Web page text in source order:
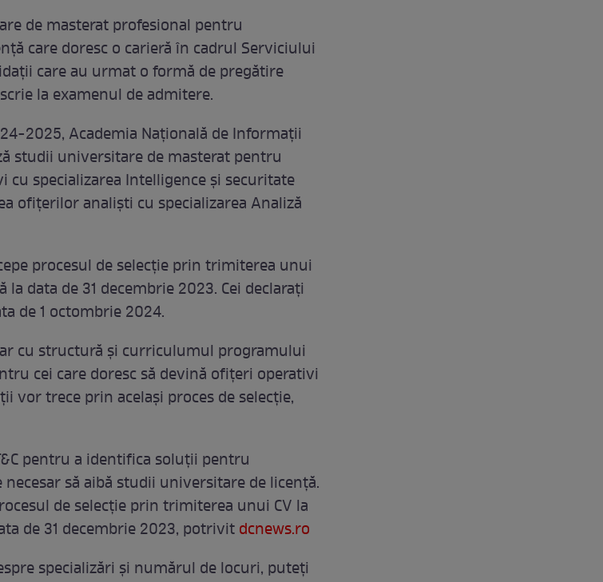
de masterat profesional pentru
care doresc o carieră în cadrul Serviciului
care au urmat o formă de pregătire
la examenul de admitere.
2025, Academia Națională de Informații
studii universitare de masterat pentru
specializarea Intelligence și securitate
ofițerilor analiști cu specializarea Analiză
procesul de selecție prin trimiterea unui
la data de 31 decembrie 2023. Cei declarați
de 1 octombrie 2024.
cu structură și curriculumul programului
cei care doresc să devină ofițeri operativi
vor trece prin același proces de selecție,
pentru a identifica soluții pentru
să aibă studii universitare de licență.
de selecție prin trimiterea unui CV la
de 31 decembrie 2023, potrivitdcnews.ro
specializări și numărul de locuri, puteți